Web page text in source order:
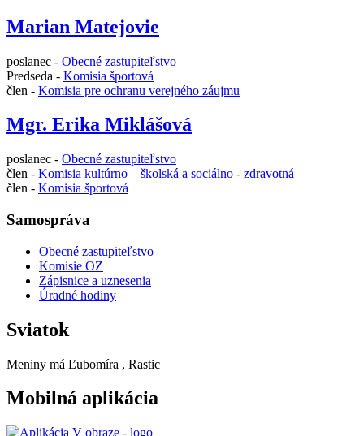
Marian Matejovie
poslanec - Obecné zastupiteľstvo
Predseda - Komisia športová
člen - Komisia pre ochranu verejného záujmu
Mgr. Erika Miklášová
poslanec - Obecné zastupiteľstvo
člen - Komisia kultúrno – školská a sociálno - zdravotná
člen - Komisia športová
Samospráva
Obecné zastupiteľstvo
Komisie OZ
Zápisnice a uznesenia
Úradné hodiny
Sviatok
Meniny má Ľubomíra , Rastic
Mobilná aplikácia